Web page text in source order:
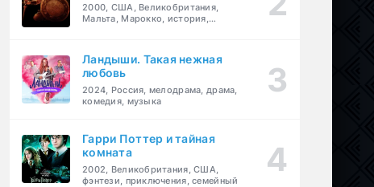
2000, США, Великобритания,
Мальта, Марокко, история,
Ландыши. Такая нежная
любовь
2024, Россия, мелодрама, драма,
комедия, музыка
Гарри Поттер и тайная
комната
2002, Великобритания, США,
фэнтези, приключения, семейный